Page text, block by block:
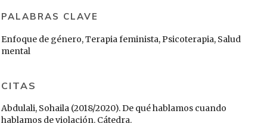
PALABRAS CLAVE
Enfoque de género, Terapia feminista, Psicoterapia, Salud
mental
CITAS
Abdulali, Sohaila (2018/2020). De qué hablamos cuando
hablamos de violación. Cátedra.